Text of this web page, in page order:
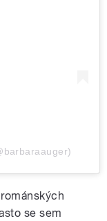
se sem